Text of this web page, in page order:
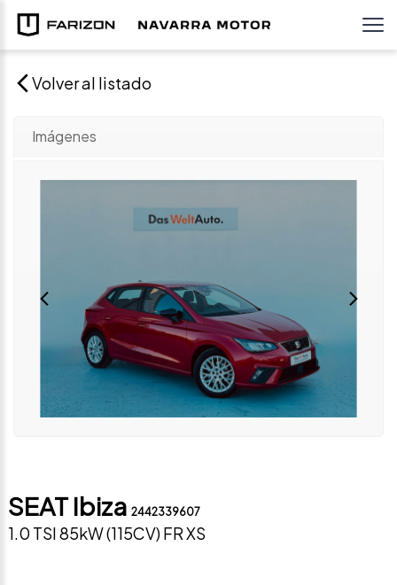
Volver al listado
Imágenes
SEAT Ibiza 2442339607
1.0 TSI 85kW (115CV) FR XS